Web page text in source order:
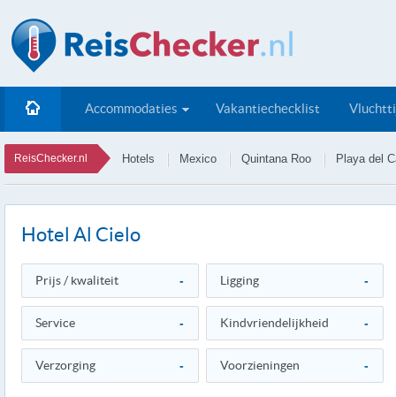
Accommodaties Vakantiechecklist
ReisChecker.nl Hotels Mexico Quintana Roo Playa del
Hotel Al Cielo
Prijs / kwaliteit - Ligging -
Service - Kindvriendelijkheid -
Verzorging - Voorzieningen -